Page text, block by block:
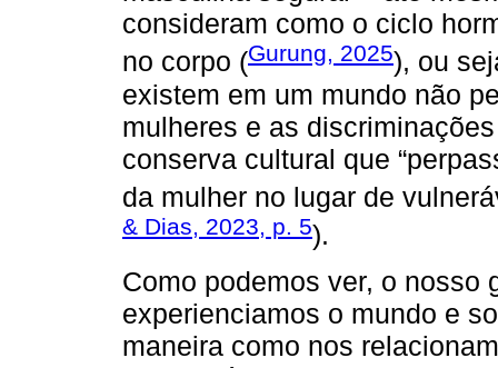
consideram como o ciclo
no corpo (Gurung, 2025), ou
existem em um mundo não
mulheres e as
conserva cultural que
da mulher no lugar de
& Dias, 2023, p. 5).
Como podemos ver, o nosso
experienciamos o mundo e
maneira como nos